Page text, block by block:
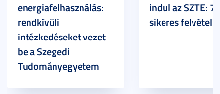
energiafelhasználás:
rendkívüli
intézkedéseket vezet
be a Szegedi
Tudományegyetem
indul az SZTE:
sikeres